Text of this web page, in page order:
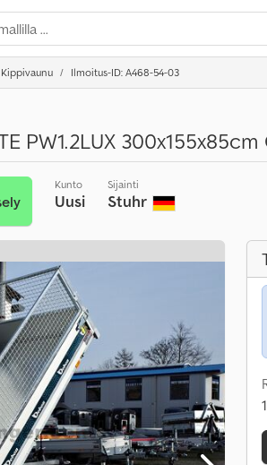
Kippivaunu Ilmoitus-ID: A468-54-03
PW1.2LUX
Kunto
Uusi
Sijainti
Stuhr